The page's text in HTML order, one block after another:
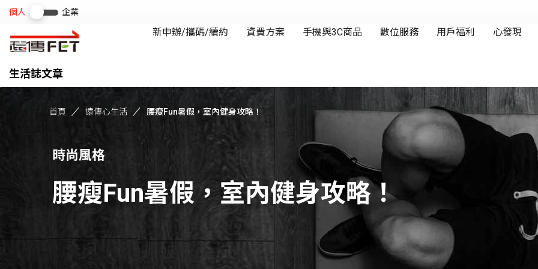
生活誌文章
首頁 遠傳心生活 腰瘦Fun暑假，室內健身攻略！
時尚風格
腰瘦Fun暑假，室內健身攻略！